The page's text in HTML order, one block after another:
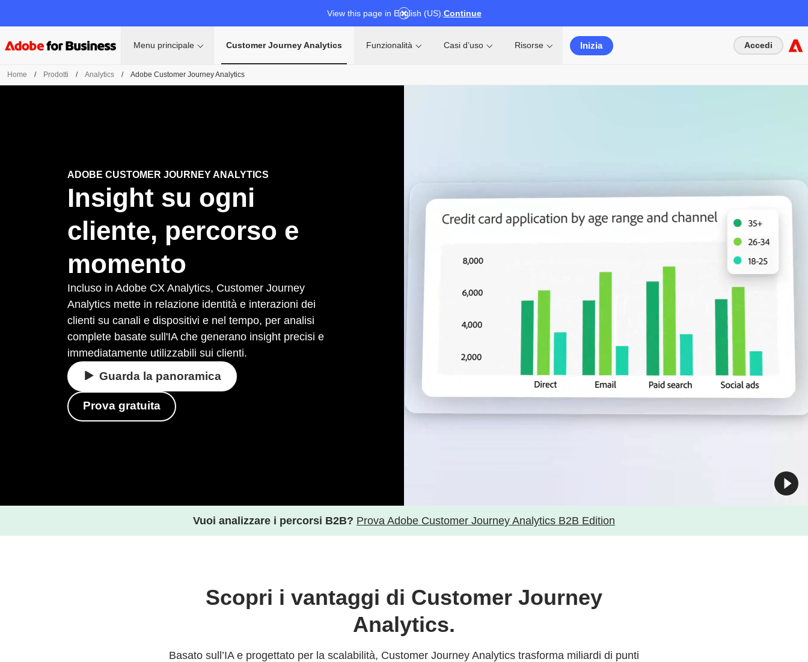
View this page in English (US). Continue
Menu principale Customer Journey Analytics Funzionalità Casi d’uso Risorse Inizia Accedi
Home / Prodotti / Analytics / Adobe Customer Journey Analytics
ADOBE CUSTOMER JOURNEY ANALYTICS
Insight su ogni
cliente, percorso e
momento
Incluso in Adobe CX Analytics, Customer Journey
Analytics mette in relazione identità e interazioni dei
clienti su canali e dispositivi e nel tempo, per analisi
complete basate sull'IA che generano insight precisi e
immediatamente utilizzabili sui clienti.
Guarda la panoramica
Prova gratuita
Vuoi analizzare i percorsi B2B? Prova Adobe Customer Journey Analytics B2B Edition
Scopri i vantaggi di Customer Journey
Analytics.
Basato sull’IA e progettato per la scalabilità, Customer Journey Analytics trasforma miliardi di punti